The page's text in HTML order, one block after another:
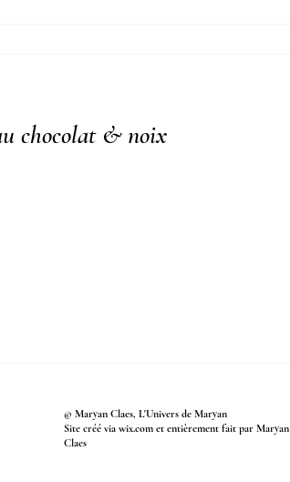
chocolat & noix
© Maryan Claes, L'Univers de Maryan
Site créé via wix.com et entièrement fait par Maryan
Claes